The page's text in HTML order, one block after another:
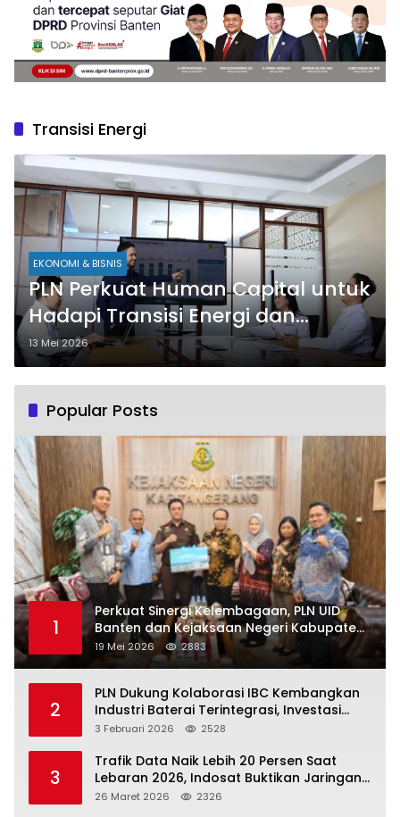
Transisi Energi
EKONOMI & BISNIS
PLN Perkuat Human Capital untuk
Hadapi Transisi Energi dan
Persaingan Global
13 Mei 2026
Popular Posts
1
Perkuat Sinergi Kelembagaan, PLN UID
Banten dan Kejaksaan Negeri Kabupaten
Tangerang Kolaborasi Dukung Pelayanan
Publik
19 Mei 2026 2883
2
PLN Dukung Kolaborasi IBC Kembangkan
Industri Baterai Terintegrasi, Investasi
Capai USD 6 Miliar
3 Februari 2026 2528
3
Trafik Data Naik Lebih 20 Persen Saat
Lebaran 2026, Indosat Buktikan Jaringan
Tangguh Layani Jutaan Pemudik
26 Maret 2026 2326